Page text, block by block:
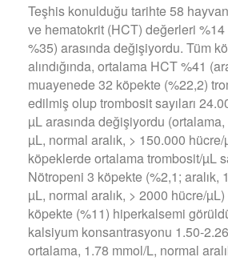
Teşhis konulduğu tarihte 58
ve hematokrit (HCT) değerleri
%35) arasında değişiyordu. Tüm
alındığında, ortalama HCT %41
muayenede 32 köpekte (%22,2)
edilmiş olup trombosit sayıları
µL arasında değişiyordu
µL, normal aralık, > 150.000 hücre/
köpeklerde ortalama trombosit/µL
Nötropeni 3 köpekte (%2,1; aralık,
µL, normal aralık, > 2000 hücre/
köpekte (%11) hiperkalsemi
kalsiyum konsantrasyonu 1.50-
ortalama, 1.78 mmol/L, normal